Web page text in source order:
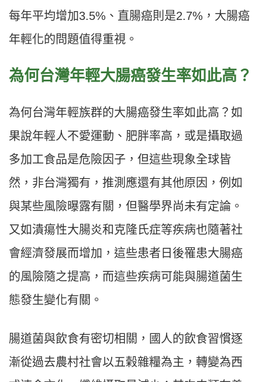
每年平均增加3.5%、直腸癌則是2.7%，大腸癌
年輕化的問題值得重視。
為何台灣年輕大腸癌發生率如此高？
為何台灣年輕族群的大腸癌發生率如此高？如
果說年輕人不愛運動、肥胖率高，或是攝取過
多加工食品是危險因子，但這些現象全球皆
然，非台灣獨有，推測應還有其他原因，例如
與某些風險曝露有關，但醫學界尚未有定論。
又如潰瘍性大腸炎和克隆氏症等疾病也隨著社
會經濟發展而增加，這些患者日後罹患大腸癌
的風險隨之提高，而這些疾病可能與腸道菌生
態發生變化有關。
腸道菌與飲食有密切相關，國人的飲食習慣逐
漸從過去農村社會以五榖雜糧為主，轉變為西